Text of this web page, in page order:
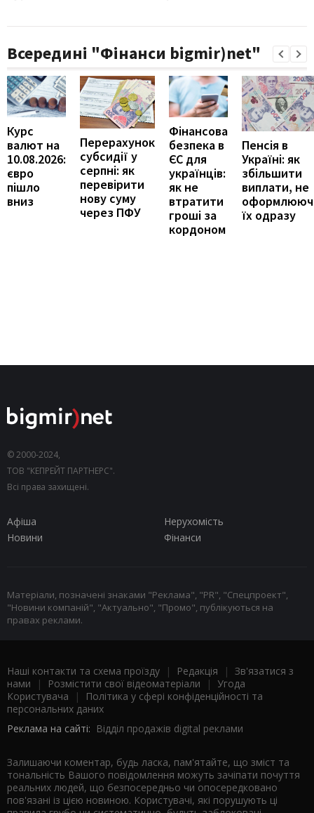
Всередині "Фінанси bigmir)net"
Курс
валют на
10.08.2026:
євро
пішло
вниз
Перерахунок
субсидії у
серпні: як
перевірити
нову суму
через ПФУ
Фінансова
безпека в
ЄС для
українців:
як не
втратити
гроші за
кордоном
Пенсія в
Україні: як
збільшити
виплати, не
їх одразу
© 2000-2024,
ТОВ "КЕПРЕЙТ ПАРТНЕРС".
Всі права захищені.
Афіша
Нерухомість
Новини
Фінанси
Матеріали, позначені знаками "Реклама", "PR", "Спецпроект",
"Новини компаній", "Актуально", "Промо", публікуються на
правах реклами.
Наші контакти та схема проїзду | Редакція | Зв'язатися з
нами | Розмістити свої відеоматеріали | Угода
Користувача |
Політика у сфері конфіденційності та
персональних даних
Реклама на сайті: Відділ продажів digital реклами
Залишаючи коментар, будь ласка, пам'ятайте, що зміст та
тональність Вашого повідомлення можуть зачіпати почуття
реальних людей, що безпосередньо чи опосередковано
пов'язані із цією новиною. Користувачі, які порушують ці